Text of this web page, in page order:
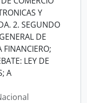
Y
2. SEGUNDO
DE
FINANCIERO;
LEY DE
A